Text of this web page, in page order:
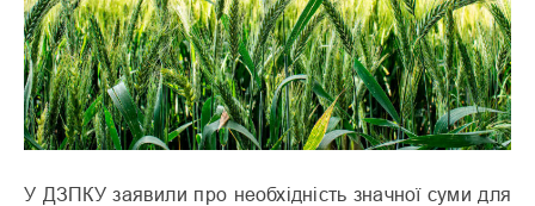
У ДЗПКУ заявили про необхідність значної суми для